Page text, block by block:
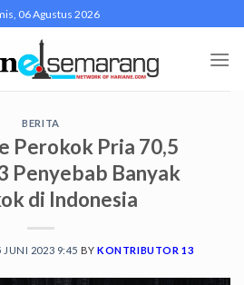
06 Agustus 2026
BERITA
Perokok Pria 70,5
Penyebab Banyak
di Indonesia
JUNI 2023 9:45 BYKONTRIBUTOR 13